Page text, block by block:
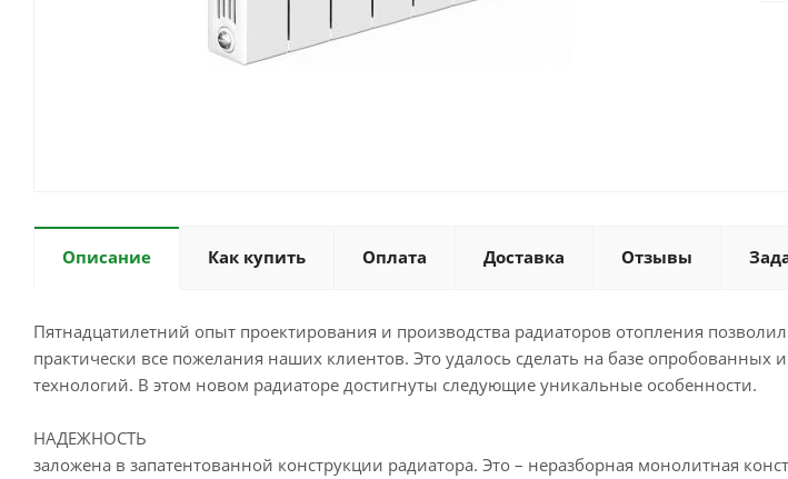
Описание Как купить Оплата Доставка Отзывы
Пятнадцатилетний опыт проектирования и производства радиаторов отопления
практически все пожелания наших клиентов. Это удалось сделать на базе
технологий. В этом новом радиаторе достигнуты следующие уникальные особенности.
НАДЕЖНОСТЬ
заложена в запатентованной конструкции радиатора. Это – неразборная монолитная